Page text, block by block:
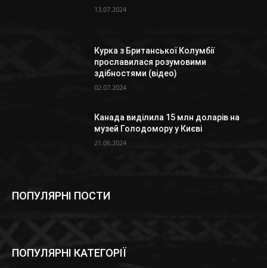
13.07.2024
Курка з Британської Колумбії
прославилася розумовими
здібностями (відео)
02.07.2024
Канада виділила 15 млн доларів на
музей Голодомору у Києві
21.06.2024
ПОПУЛЯРНІ ПОСТИ
ПОПУЛЯРНІ КАТЕГОРІЇ